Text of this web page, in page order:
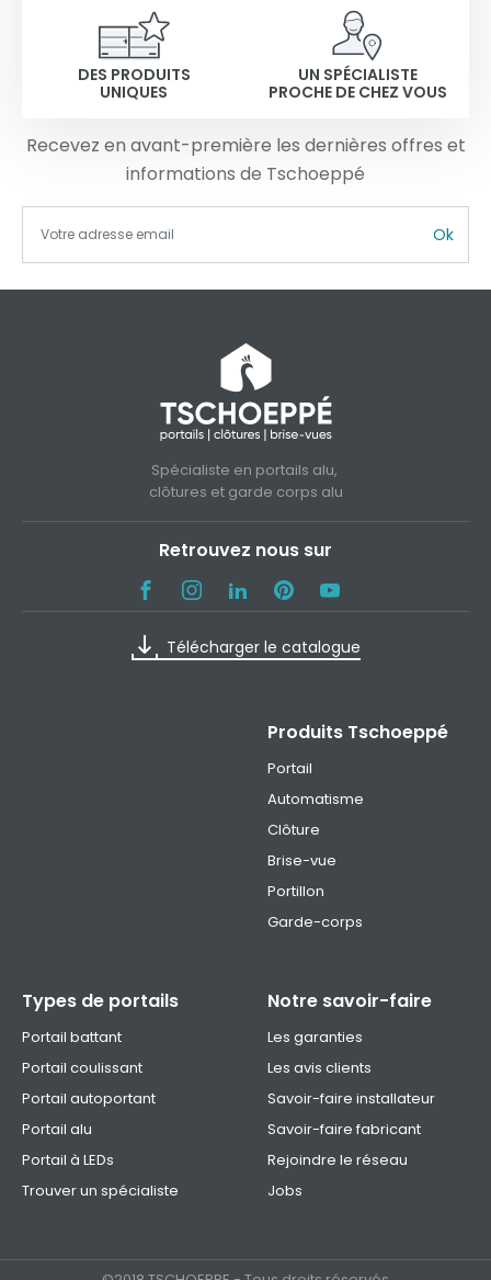
DES PRODUITS
UNIQUES
UN SPÉCIALISTE
PROCHE DE CHEZ VOUS
Recevez en avant-première les dernières offres et
informations de Tschoeppé
Ok
Spécialiste en portails alu,
clôtures et garde corps alu
Retrouvez nous sur
Télécharger le catalogue
Produits Tschoeppé
Portail
Automatisme
Clôture
Brise-vue
Portillon
Garde-corps
Types de portails
Portail battant
Portail coulissant
Portail autoportant
Portail alu
Portail à LEDs
Trouver un spécialiste
Notre savoir-faire
Les garanties
Les avis clients
Savoir-faire installateur
Savoir-faire fabricant
Rejoindre le réseau
Jobs